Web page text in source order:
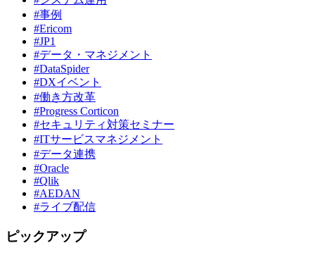
#事例
#Ericom
#JP1
#データ・マネジメント
#DataSpider
#DXイベント
#働き方改革
#Progress Corticon
#セキュリティ対策セミナー
#ITサービスマネジメント
#データ連携
#Oracle
#Qlik
#AEDAN
#ライブ配信
ピックアップ